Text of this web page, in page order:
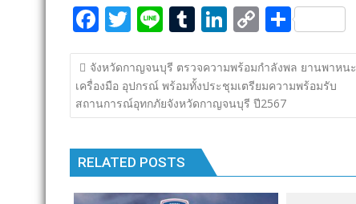
b
o
o
k
er bl
r
e
dI
n
y
Li
n
k
e
F
ac
e
b
o
o
k
T
w
itt
er
Li
n
e
T
u
m
bl
r
Li
n
k
e
dI
C
o
p
y
Li
k
S
h
ar
e
แนะแนว
เรื่อง
จังหวัดกาญจนบุรี ตรวจความพร้อมกำลังพล ยานพาหนะ
เครื่องมือ อุปกรณ์ พร้อมทั้งประชุมเตรียมความพร้อมรับ
สถานการณ์อุทกภัยจังหวัดกาญจนบุรี ปี2567
RELATED POSTS